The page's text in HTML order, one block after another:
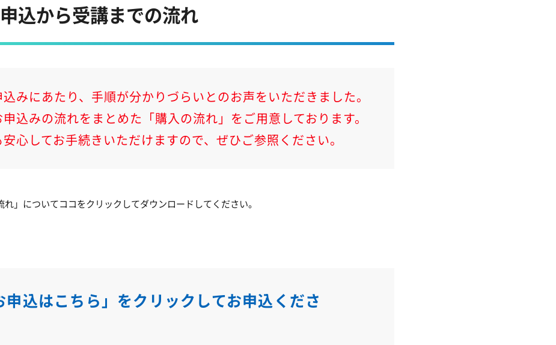
込から受講までの流れ
みにあたり、手順が分かりづらいとのお声をいただきました。
込みの流れをまとめた「購入の流れ」をご用意しております。
心してお手続きいただけますので、ぜひご参照ください。
れ」についてココをクリックしてダウンロードしてください。
申込はこちら」をクリックしてお申込くださ